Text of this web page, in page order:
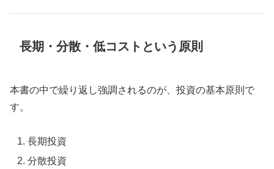
長期・分散・低コストという原則
本書の中で繰り返し強調されるのが、投資の基本原則で
す。
長期投資
分散投資